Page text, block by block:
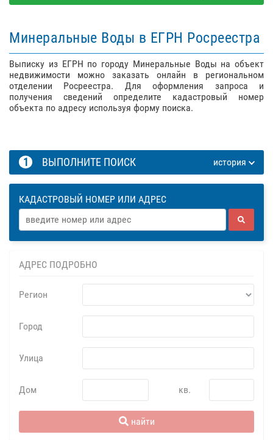
Минеральные Воды в ЕГРН Росреестра
Выписку из ЕГРН по городу Минеральные Воды на объект
недвижимости можно заказать онлайн в региональном
отделении Росреестра. Для оформления запроса и
получения сведений определите кадастровый номер
объекта по адресу используя форму поиска.
1 ВЫПОЛНИТЕ ПОИСК история
КАДАСТРОВЫЙ НОМЕР ИЛИ АДРЕС
АДРЕС ПОДРОБНО
Регион
Город
Улица
Дом кв.
найти